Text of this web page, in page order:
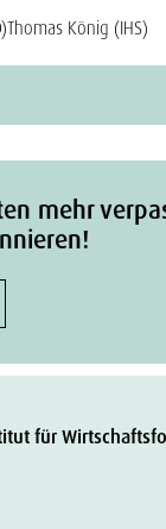
Thomas König (IHS)
mehr
für